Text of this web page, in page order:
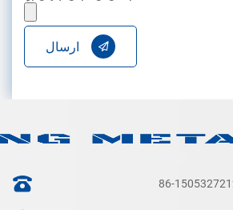
ارسال